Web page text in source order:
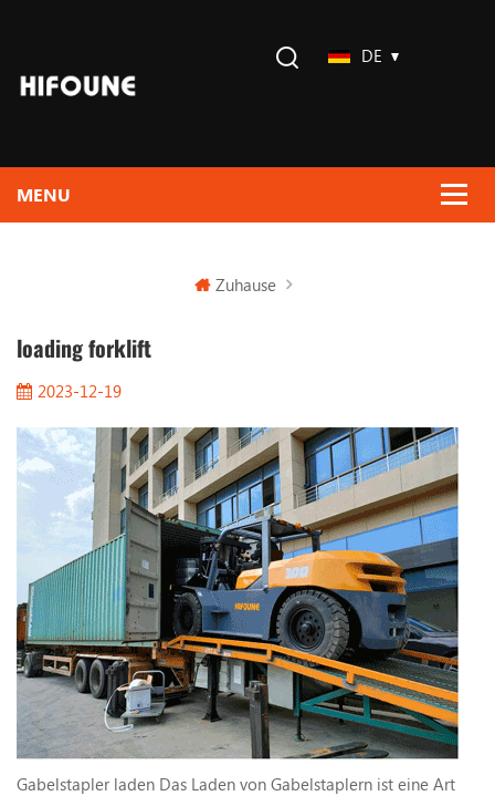
DE
Zuhause
loading forklift
2023-12-19
Gabelstapler laden Das Laden von Gabelstaplern ist eine Art